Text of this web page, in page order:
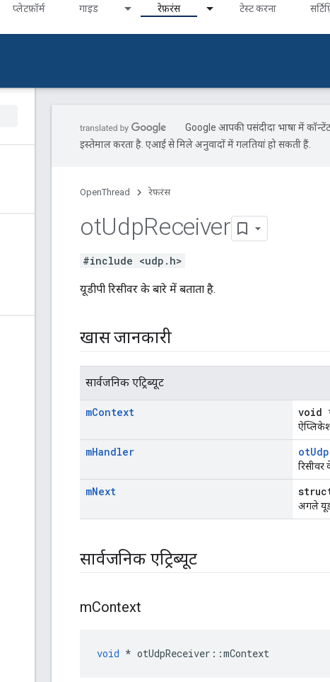
प्‍लेटफ़ॉर्म गाइड रेफ़रंस टेस्ट करना
Google आपकी पसंदीदा भाषा में
इस्तेमाल करता है. एआई से मिले अनुवादों में गलतियां हो सकती हैं.
OpenThread रेफ़रंस
otUdpReceiver
#include <udp.h>
यूडीपी रिसीवर के बारे में बताता है.
खास जानकारी
सार्वजनिक एट्रिब्यूट
mContext void
mHandler
mNext
अगले
सार्वजनिक एट्रिब्यूट
mContext
void * otUdpReceiver ::mContext